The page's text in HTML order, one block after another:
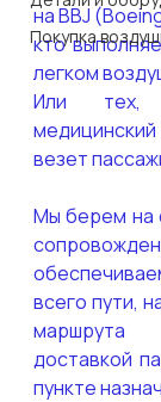
Покупка
на BBJ
кто
легком
Или тех,
везет
Мы берем на
всего пути,
доставкой
пункте